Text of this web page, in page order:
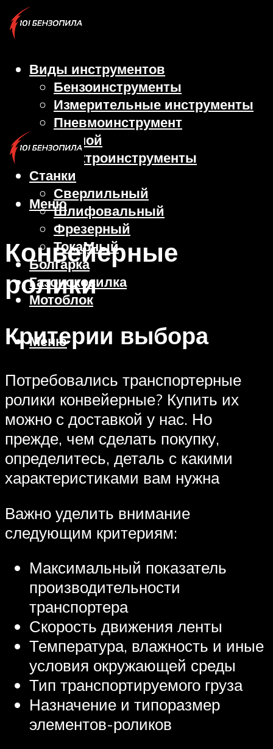
Виды инструментов
Бензоинструменты
Измерительные инструменты
Пневмоинструмент
Ручной
Электроинструменты
Станки
Сверлильный
Шлифовальный
Фрезерный
Токарный
Болгарка
Газонокосилка
Мотоблок
Меню
Меню
Конвейерные
ролики
Критерии выбора
Потребовались транспортерные
ролики конвейерные? Купить их
можно с доставкой у нас. Но
прежде, чем сделать покупку,
определитесь, деталь с какими
характеристиками вам нужна
Важно уделить внимание
следующим критериям:
Максимальный показатель
производительности
транспортера
Скорость движения ленты
Температура, влажность и иные
условия окружающей среды
Тип транспортируемого груза
Назначение и типоразмер
элементов-роликов